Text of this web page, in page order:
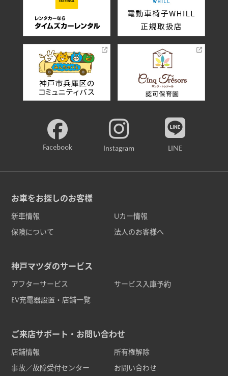
Facebook Instagram LINE
お車をお探しのお客様
新車情報
Uカー情報
保険について
法人のお客様へ
神戸マツダのサービス
アフターサービス
サービス入庫予約
EV充電器設置・店舗一覧
ご来店サポート・お問い合わせ
店舗情報
所有権解除
事故／故障受付センター
お問い合わせ